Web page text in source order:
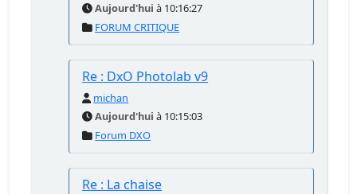
Aujourd'hui à 10:16:27
FORUM CRITIQUE
Re : DxO Photolab v9
michan
Aujourd'hui à 10:15:03
Forum DXO
Re : La chaise